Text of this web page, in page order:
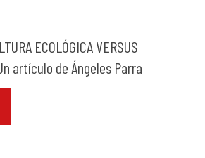
ECOLÓGICA VERSUS
artículo de Ángeles Parra